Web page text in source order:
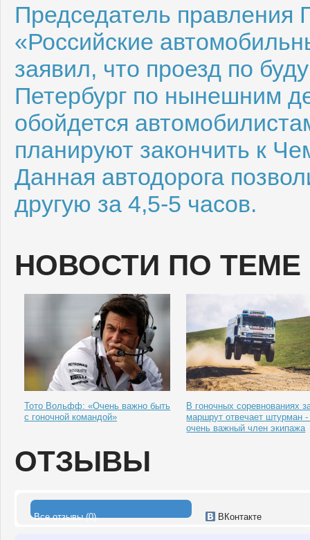
Председатель правления
«Российские
заявил, что проезд по
Петербург по нынешним
обойдется
планируют закончить к
Данная автодорога
другую за 4,5-5 часов.
НОВОСТИ ПО ТЕМЕ
Тото Вольфф: «Очень важно быть
с гоночной командой»
В гоночных соревнованиях
маршрут отвечает штурман -
очень важный член экипажа
ОТЗЫВЫ
Все отзывы (0) ВКонтакте